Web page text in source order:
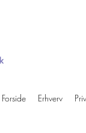
Forside Erhverv